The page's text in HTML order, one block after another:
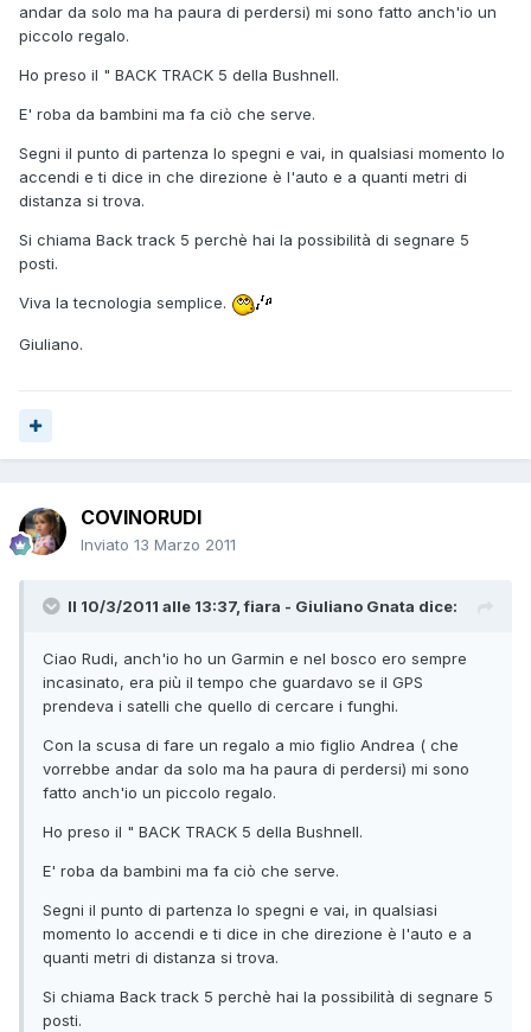
andar da solo ma ha paura di perdersi) mi sono fatto anch'io un
piccolo regalo.
Ho preso il " BACK TRACK 5 della Bushnell.
E' roba da bambini ma fa ciò che serve.
Segni il punto di partenza lo spegni e vai, in qualsiasi momento lo
accendi e ti dice in che direzione è l'auto e a quanti metri di
distanza si trova.
Si chiama Back track 5 perchè hai la possibilità di segnare 5
posti.
Viva la tecnologia semplice.
Giuliano.
COVINORUDI
Inviato 13 Marzo 2011
Il 10/3/2011 alle 13:37, fiara - Giuliano Gnata dice:
Ciao Rudi, anch'io ho un Garmin e nel bosco ero sempre
incasinato, era più il tempo che guardavo se il GPS
prendeva i satelli che quello di cercare i funghi.
Con la scusa di fare un regalo a mio figlio Andrea ( che
vorrebbe andar da solo ma ha paura di perdersi) mi sono
fatto anch'io un piccolo regalo.
Ho preso il " BACK TRACK 5 della Bushnell.
E' roba da bambini ma fa ciò che serve.
Segni il punto di partenza lo spegni e vai, in qualsiasi
momento lo accendi e ti dice in che direzione è l'auto e a
quanti metri di distanza si trova.
Si chiama Back track 5 perchè hai la possibilità di segnare 5
posti.